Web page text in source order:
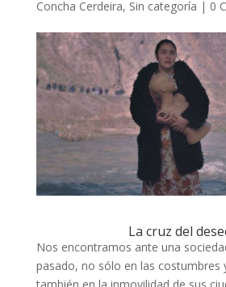
Concha Cerdeira, Sin categoría | 0
La cruz del
Nos encontramos ante una
pasado, no sólo en las costumbres
también en la inmovilidad de sus